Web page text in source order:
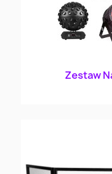
Zestaw